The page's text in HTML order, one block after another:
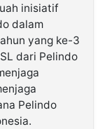
inisiatif
dalam
yang ke-3
dari Pelindo
Pelindo